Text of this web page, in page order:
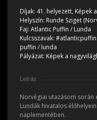
Díjak: 41. helyezett, Képek
Helyszín: Runde Sziget
Faj: Atlantic Puffin / Lunda
Kulcsszavak:
puffin / lunda
Pályázat: Képek a
Leírás
Norvégiai utazásom során
Lundák hivatalos
naplementében.